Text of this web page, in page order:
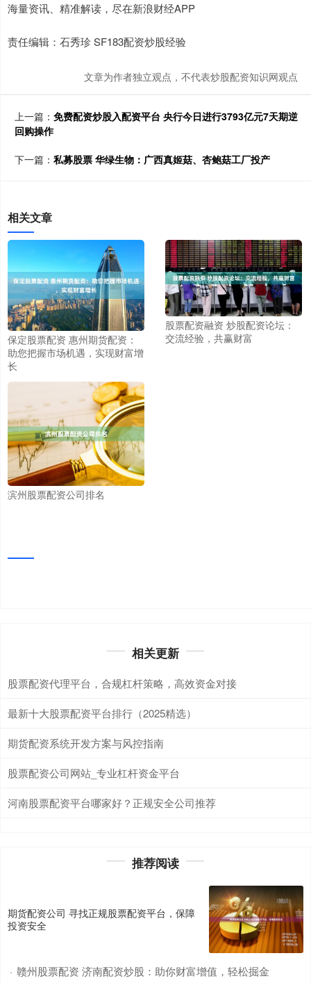
海量资讯、精准解读，尽在新浪财经APP
责任编辑：石秀珍 SF183配资炒股经验
文章为作者独立观点，不代表炒股配资知识网观点
上一篇： 免费配资炒股入配资平台 央行今日进行3793亿元7天期逆
回购操作
下一篇： 私募股票 华绿生物：广西真姬菇、杏鲍菇工厂投产
相关文章
保定股票配资 惠州期货配资：
助您把握市场机遇，实现财富增
长
股票配资融资 炒股配资论坛：
交流经验，共赢财富
滨州股票配资公司排名
相关更新
股票配资代理平台，合规杠杆策略，高效资金对接
最新十大股票配资平台排行（2025精选）
期货配资系统开发方案与风控指南
股票配资公司网站_专业杠杆资金平台
河南股票配资平台哪家好？正规安全公司推荐
推荐阅读
期货配资公司 寻找正规股票配资平台，保障
投资安全
· 赣州股票配资 济南配资炒股：助你财富增值，轻松掘金